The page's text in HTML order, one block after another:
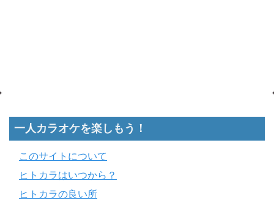
一人カラオケを楽しもう！
このサイトについて
ヒトカラはいつから？
ヒトカラの良い所